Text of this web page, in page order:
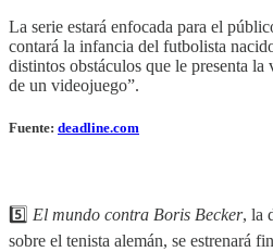
La serie estará enfocada para el
contará la infancia del futbolista
distintos obstáculos que le presenta la
de un videojuego”.
Fuente: deadline.com
5️⃣ El mundo contra Boris Becker, la
sobre el tenista alemán, se estrenará